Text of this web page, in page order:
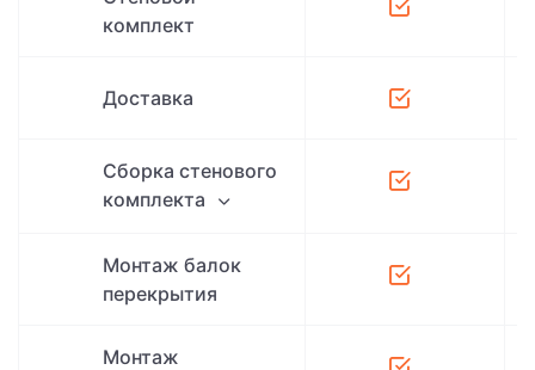
комплект
Доставка
Сборка стенового
комплекта
Монтаж балок
перекрытия
Монтаж